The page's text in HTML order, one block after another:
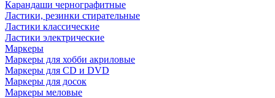
Карандаши чернографитные
Ластики, резинки стирательные
Ластики классические
Ластики электрические
Маркеры
Маркеры для хобби акриловые
Маркеры для CD и DVD
Маркеры для досок
Маркеры меловые